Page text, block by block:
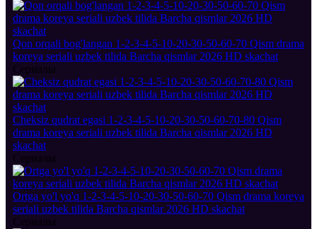
Qon orqali bog'langan 1-2-3-4-5-10-20-30-50-60-70 Qism drama
koreya seriali uzbek tilida Barcha qismlar 2026 HD skachat
Сериалы
Cheksiz qudrat egasi 1-2-3-4-5-10-20-30-50-60-70-80 Qism
drama koreya seriali uzbek tilida Barcha qismlar 2026 HD
skachat
Сериалы
Ortga yo'l yo'q 1-2-3-4-5-10-20-30-50-60-70 Qism drama koreya
seriali uzbek tilida Barcha qismlar 2026 HD skachat
Сериалы